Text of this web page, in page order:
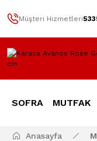
Müşteri Hizmetleri
SOFRA MUTFAK
Anasayfa